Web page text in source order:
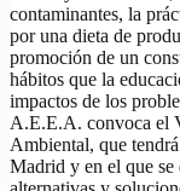
contaminantes, la
por una dieta de
promoción de un
hábitos que la
impactos de los
A.E.E.A. convoca el
Ambiental, que
Madrid y en el que se